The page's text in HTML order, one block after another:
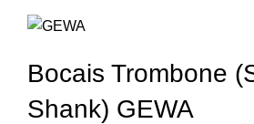
Bocais Trombone
Shank) GEWA